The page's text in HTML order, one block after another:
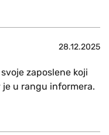
28.12.2025
zaposlene koji
u rangu informera.